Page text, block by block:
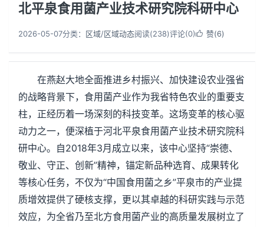
北平泉食用菌产业技术研究院科研中心
2026-05-07分类： 区域/区域动态阅读(238)评论(0) 赞(6)
在燕赵大地全面推进乡村振兴、加快建设农业强省
的战略背景下，食用菌产业作为我省特色农业的重要支
柱，正经历着一场深刻的科技变革。这场变革的核心驱
动力之一，便深植于河北平泉食用菌产业技术研究院科
研中心。自2018年3月成立以来，该中心坚持“崇德、
敬业、守正、创新”精神，锚定新品种选育、成果转化
等核心任务，不仅为“中国食用菌之乡”平泉市的产业提
质增效提供了硬核支撑，更以其卓越的科研实践与示范
效应，为全省乃至北方食用菌产业的高质量发展树立了